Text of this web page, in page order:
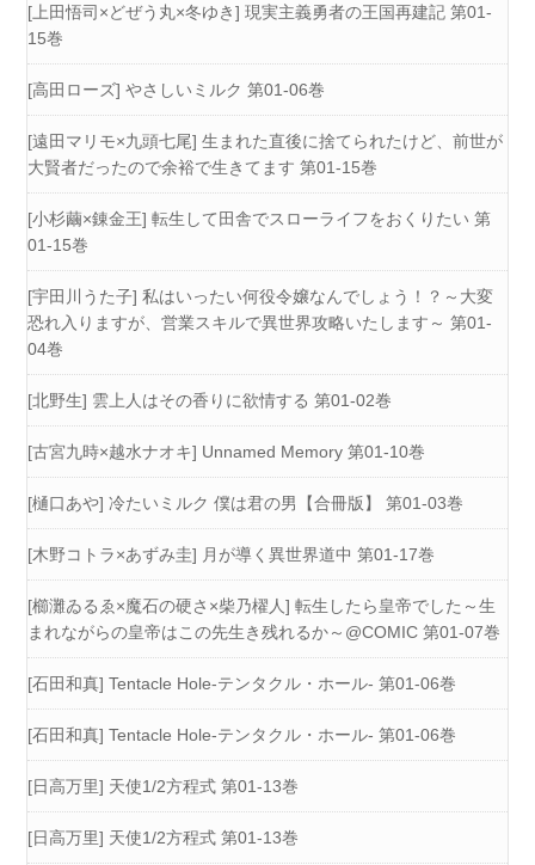
[上田悟司×どぜう丸×冬ゆき] 現実主義勇者の王国再建記 第01-
15巻
[高田ローズ] やさしいミルク 第01-06巻
[遠田マリモ×九頭七尾] 生まれた直後に捨てられたけど、前世が
大賢者だったので余裕で生きてます 第01-15巻
[小杉繭×錬金王] 転生して田舎でスローライフをおくりたい 第
01-15巻
[宇田川うた子] 私はいったい何役令嬢なんでしょう！？～大変
恐れ入りますが、営業スキルで異世界攻略いたします～ 第01-
04巻
[北野生] 雲上人はその香りに欲情する 第01-02巻
[古宮九時×越水ナオキ] Unnamed Memory 第01-10巻
[樋口あや] 冷たいミルク 僕は君の男【合冊版】 第01-03巻
[木野コトラ×あずみ圭] 月が導く異世界道中 第01-17巻
[櫛灘ゐるゑ×魔石の硬さ×柴乃櫂人] 転生したら皇帝でした～生
まれながらの皇帝はこの先生き残れるか～@COMIC 第01-07巻
[石田和真] Tentacle Hole-テンタクル・ホール- 第01-06巻
[石田和真] Tentacle Hole-テンタクル・ホール- 第01-06巻
[日高万里] 天使1/2方程式 第01-13巻
[日高万里] 天使1/2方程式 第01-13巻